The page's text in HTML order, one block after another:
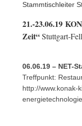
Stammtischleiter
21.-23.06.19
Zeit“Stuttgart-
06.06.19 – NET-
Treffpunkt:
http://www.konak-